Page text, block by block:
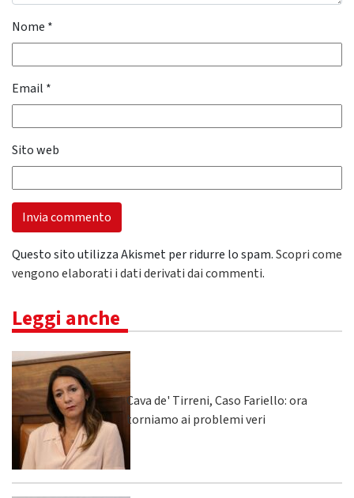
Nome *
Email *
Sito web
Questo sito utilizza Akismet per ridurre lo spam.Scopri come
vengono elaborati i dati derivati dai commenti.
Leggi anche
Cava de' Tirreni, Caso Fariello: ora
torniamo ai problemi veri